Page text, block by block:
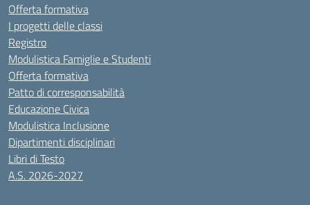
Offerta formativa
I progetti delle classi
Registro
Modulistica Famiglie e Studenti
Offerta formativa
Patto di corresponsabilità
Educazione Civica
Modulistica Inclusione
Dipartimenti disciplinari
Libri di Testo
A.S. 2026-2027